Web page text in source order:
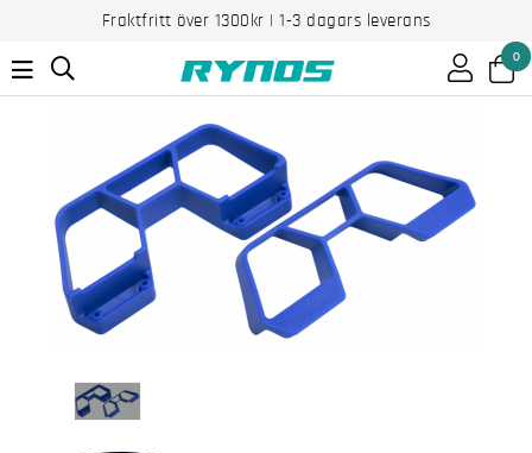
Fraktfritt över 1300kr | 1-3 dagars leverans
0